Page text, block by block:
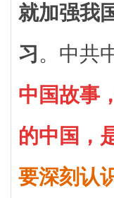
就加强我
习 。中共
中国故事
的中国，
要深刻认